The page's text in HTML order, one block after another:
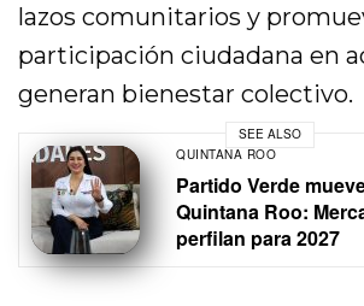
lazos comunitarios y
participación ciudadana en
generan bienestar colectivo.
SEE ALSO
QUINTANA ROO
Partido Verde
Quintana Roo:
perfilan para 2027